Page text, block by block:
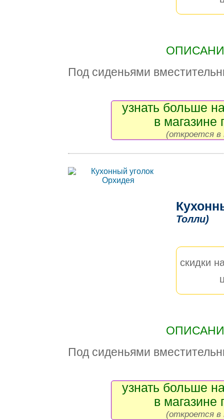
Под сиденьями
узнать больше
в магазине
(откроется в
Толли)
скидки
Под сиденьями
узнать больше
в магазине
(откроется в